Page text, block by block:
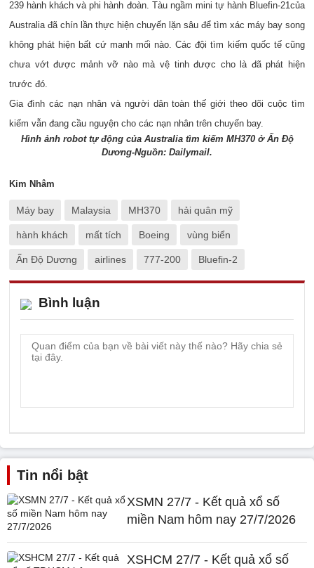
239 hành khách và phi hành đoàn. Tàu ngầm mini tự hành Bluefin-21của
Australia đã chín lần thực hiện chuyến lặn sâu để tìm xác máy bay song
không phát hiện bất cứ manh mối nào. Các đội tìm kiếm quốc tế cũng
chưa vớt được mảnh vỡ nào mà vệ tinh được cho là đã phát hiện
trước đó.
Gia đình các nạn nhân và người dân toàn thế giới theo dõi cuộc tìm
kiếm vẫn đang cầu nguyện cho các nạn nhân trên chuyến bay.
Hình ảnh robot tự động của Australia tìm kiếm MH370 ở Ấn Độ
Dương-Nguồn: Dailymail.
Kim Nhâm
Máy bay Malaysia MH370 hải quân mỹ
hành khách mất tích Boeing vùng biển
Ấn Độ Dương airlines 777-200 Bluefin-2
Bình luận
Tin nổi bật
XSMN 27/7 - Kết quả xổ số
miền Nam hôm nay 27/7/2026
XSHCM 27/7 - Kết quả xổ số